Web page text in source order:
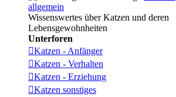
allgemein
Wissenswertes über Katzen und deren
Lebensgewohnheiten
Unterforen
Katzen - Anfänger
Katzen - Verhalten
Katzen - Erziehung
Katzen sonstiges